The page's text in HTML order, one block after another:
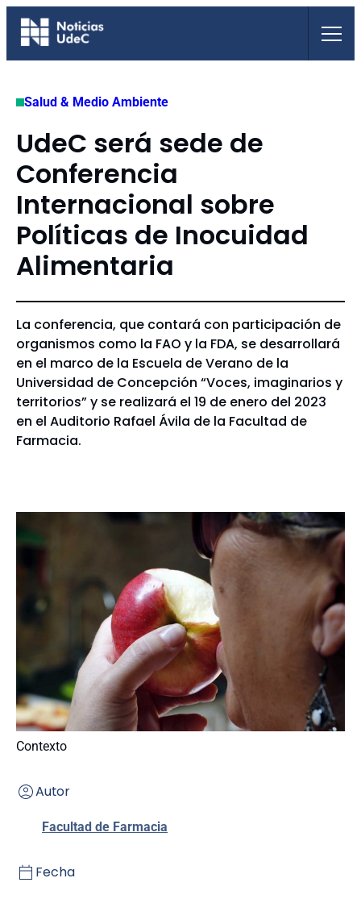
Saltar
Salud & Medio Ambiente
UdeC será sede de
Conferencia
Internacional sobre
Políticas de Inocuidad
Alimentaria
La conferencia, que contará con participación de
organismos como la FAO y la FDA, se desarrollará
en el marco de la Escuela de Verano de la
Universidad de Concepción “Voces, imaginarios y
territorios” y se realizará el 19 de enero del 2023
en el Auditorio Rafael Ávila de la Facultad de
Farmacia.
Contexto
Autor
Facultad de Farmacia
Fecha